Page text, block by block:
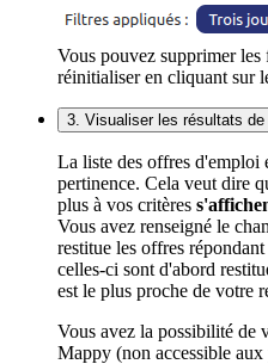
Vous pouvez supprimer
réinitialiser en cliquant sur
3. Visualiser les résultats
La liste des offres d'emploi
pertinence. Cela veut dire
plus à vos critères
Vous avez renseigné le
restitue les offres
celles-ci sont d'abord
est le plus proche de votre
Vous avez la possibilité de
Mappy (non accessible